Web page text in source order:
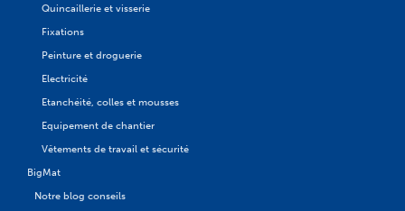
Quincaillerie et visserie
Fixations
Peinture et droguerie
Electricité
Etanchéité, colles et mousses
Equipement de chantier
Vêtements de travail et sécurité
BigMat
Notre blog conseils